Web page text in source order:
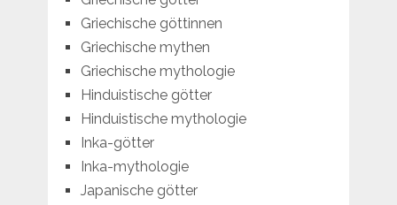
Griechische göttinnen
Griechische mythen
Griechische mythologie
Hinduistische götter
Hinduistische mythologie
Inka-götter
Inka-mythologie
Japanische götter